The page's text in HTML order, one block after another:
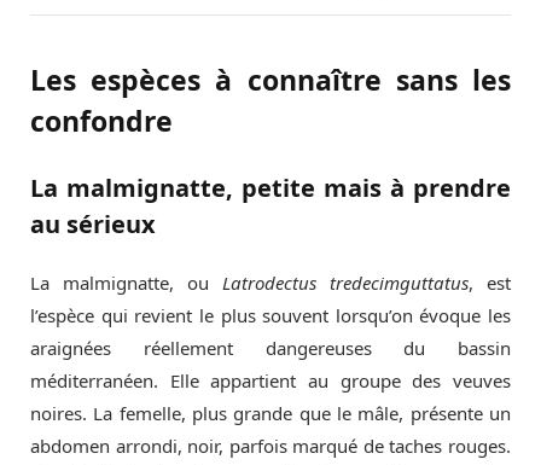
Les espèces à connaître sans les
confondre
La malmignatte, petite mais à prendre
au sérieux
La malmignatte, ou Latrodectus tredecimguttatus, est
l’espèce qui revient le plus souvent lorsqu’on évoque les
araignées réellement dangereuses du bassin
méditerranéen. Elle appartient au groupe des veuves
noires. La femelle, plus grande que le mâle, présente un
abdomen arrondi, noir, parfois marqué de taches rouges.